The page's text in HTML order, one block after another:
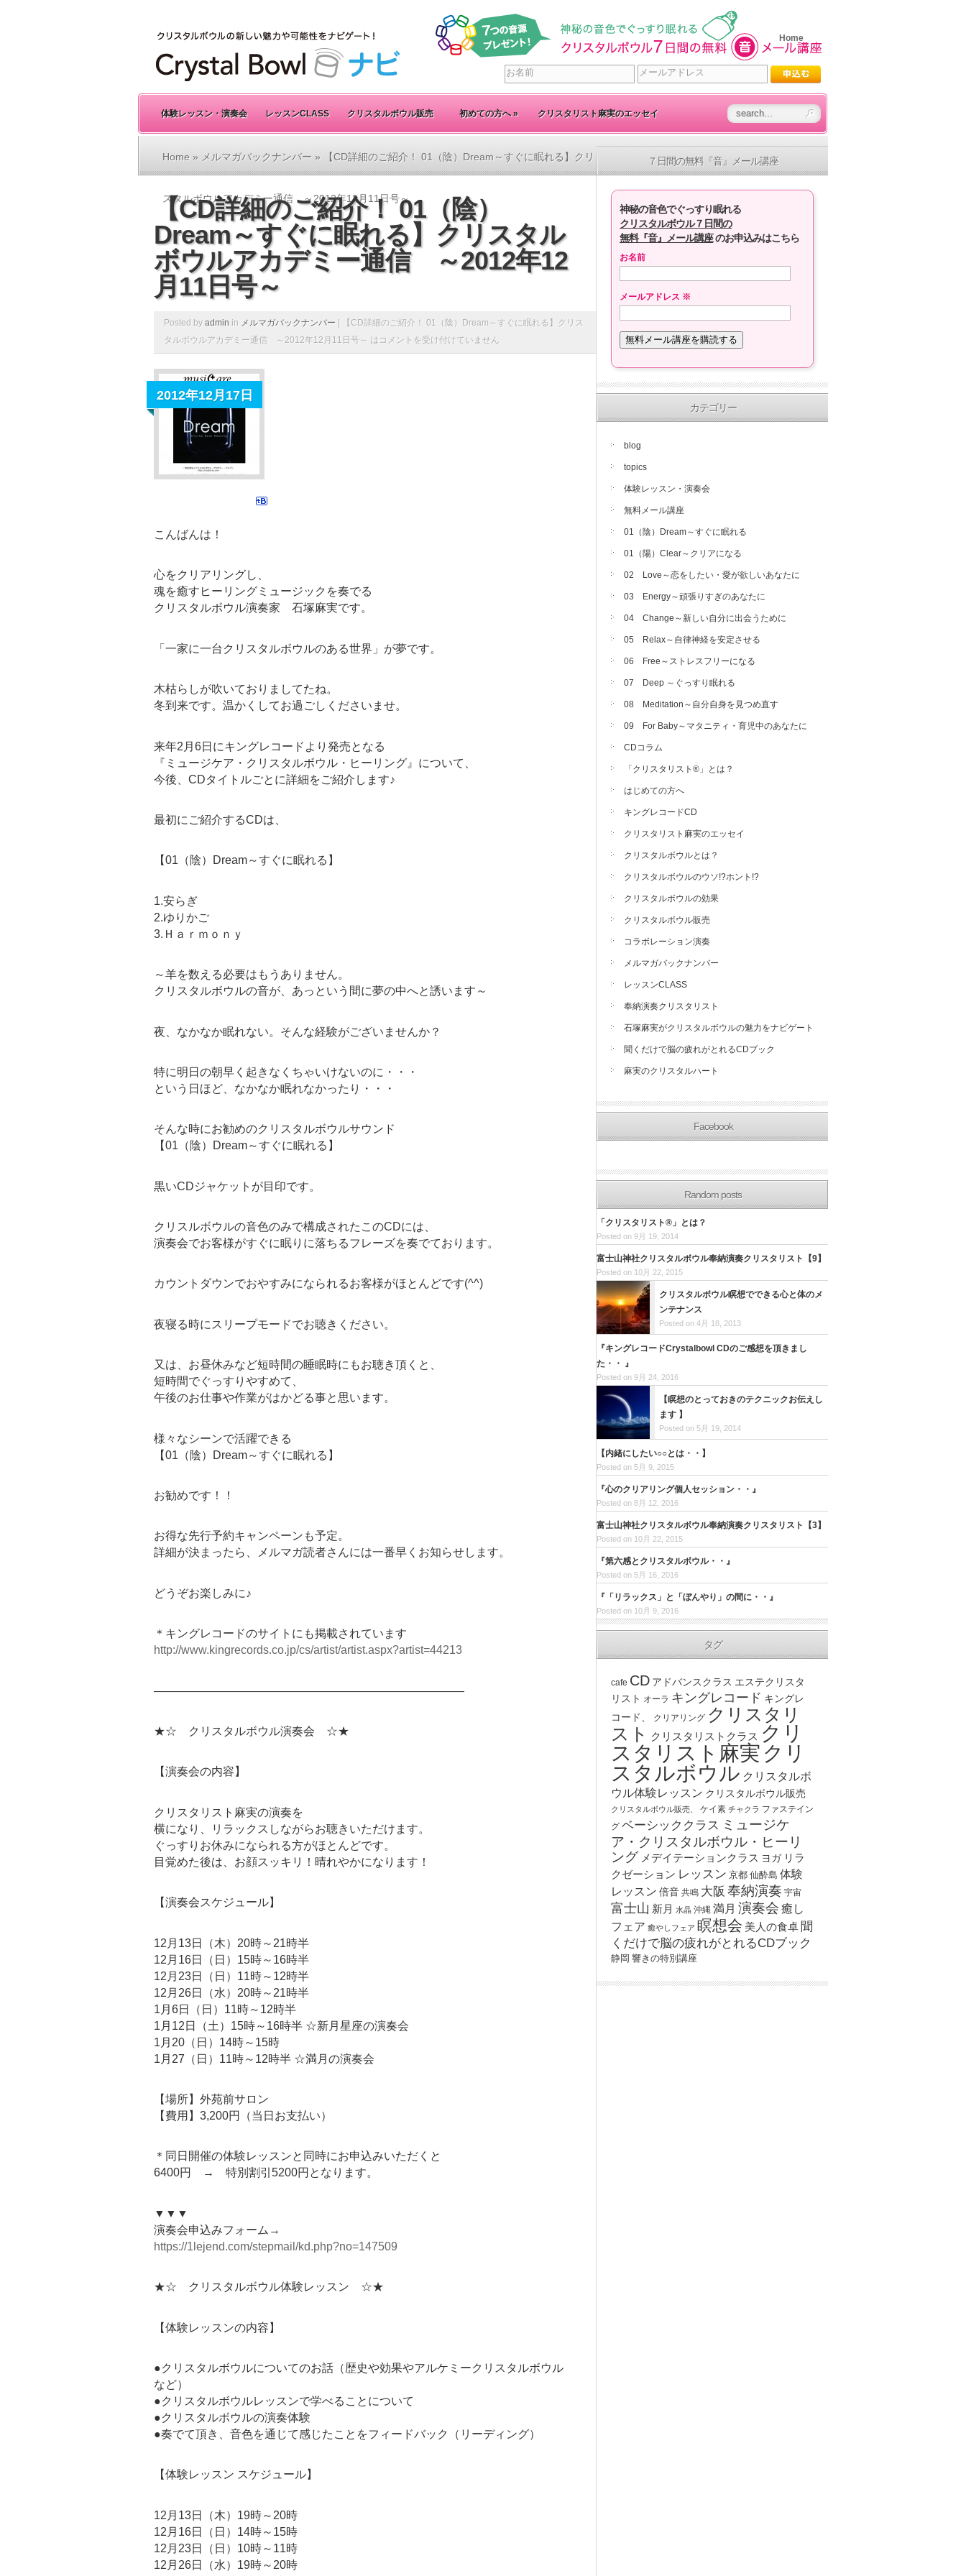
Home
体験レッスン・演奏会 レッスンCLASS クリスタルボウル販売 初めての方へ» クリスタリスト麻実のエッセイ
Home » メルマガバックナンバー » 【CD詳細のご紹介！ 01（陰）Dream～すぐに眠れる】クリ
スタルボウルアカデミー通信 ～2012年12月11日号～
【CD詳細のご紹介！ 01（陰）
Dream～すぐに眠れる】クリスタル
ボウルアカデミー通信 ～2012年12
月11日号～
Posted by admin in メルマガバックナンバー
【CD詳細のご紹介！ 01（陰）Dream～すぐに眠れる】クリス
タルボウルアカデミー通信 ～2012年12月11日号～ は コメントを受け付けていません
2012年12月17日
こんばんは！
心をクリアリングし、
魂を癒すヒーリングミュージックを奏でる
クリスタルボウル演奏家 石塚麻実です。
「一家に一台クリスタルボウルのある世界」が夢です。
木枯らしが吹いておりましてたね。
冬到来です。温かくしてお過ごしくださいませ。
来年2月6日にキングレコードより発売となる
『ミュージケア・クリスタルボウル・ヒーリング』について、
今後、CDタイトルごとに詳細をご紹介します♪
最初にご紹介するCDは、
【01（陰）Dream～すぐに眠れる】
1.安らぎ
2.ゆりかご
3.Ｈａｒｍｏｎｙ
～羊を数える必要はもうありません。
クリスタルボウルの音が、あっという間に夢の中へと誘います～
夜、なかなか眠れない。そんな経験がございませんか？
特に明日の朝早く起きなくちゃいけないのに・・・
という日ほど、なかなか眠れなかったり・・・
そんな時にお勧めのクリスタルボウルサウンド
【01（陰）Dream～すぐに眠れる】
黒いCDジャケットが目印です。
クリスルボウルの音色のみで構成されたこのCDには、
演奏会でお客様がすぐに眠りに落ちるフレーズを奏でております。
カウントダウンでおやすみになられるお客様がほとんどです(^^)
夜寝る時にスリープモードでお聴きください。
又は、お昼休みなど短時間の睡眠時にもお聴き頂くと、
短時間でぐっすりやすめて、
午後のお仕事や作業がはかどる事と思います。
様々なシーンで活躍できる
【01（陰）Dream～すぐに眠れる】
お勧めです！！
お得な先行予約キャンペーンも予定。
詳細が決まったら、
メルマガ読者さんには一番早くお知らせします。
どうぞお楽しみに♪
＊キングレコードのサイトにも掲載されています
http://www.kingrecords.co.jp/cs/artist/artist.aspx?artist=44213
―――――――――――――――――――――――――――
★☆ クリスタルボウル演奏会 ☆★
【演奏会の内容】
クリスタリスト麻実の演奏を
横になり、リラックスしながらお聴きいただけます。
ぐっすりお休みになられる方がほとんどです。
目覚めた後は、お顔スッキリ！晴れやかになります！
【演奏会スケジュール】
12月13日（木）20時～21時半
12月16日（日）15時～16時半
12月23日（日）11時～12時半
12月26日（水）20時～21時半
1月6日（日）11時～12時半
1月12日（土）15時～16時半 ☆新月星座の演奏会
1月20（日）14時～15時
1月27（日）11時～12時半 ☆満月の演奏会
【場所】外苑前サロン
【費用】3,200円（当日お支払い）
＊同日開催の体験レッスンと同時にお申込みいただくと
6400円 → 特別割引5200円となります。
▼▼▼
演奏会申込みフォーム→
https://1lejend.com/stepmail/kd.php?no=147509
★☆ クリスタルボウル体験レッスン ☆★
【体験レッスンの内容】
●クリスタルボウルについてのお話（歴史や効果やアルケミークリスタルボウル
など）
●クリスタルボウルレッスンで学べることについて
●クリスタルボウルの演奏体験
●奏でて頂き、音色を通じて感じたことをフィードバック（ リーディング）
【体験レッスン スケジュール】
12月13日（木）19時～20時
12月16日（日）14時～15時
12月23日（日）10時～11時
12月26日（水）19時～20時
７日間の無料『音』メール講座
神秘の音色でぐっすり眠れる
クリスタルボウル７日間の
無料『音』メール講座のお申込みはこちら
お名前
メールアドレス ※
カテゴリー
blog
topics
体験レッスン・演奏会
無料メール講座
01（陰）Dream～すぐに眠れる
01（陽）Clear～クリアになる
02 Love～恋をしたい・愛が欲しいあなたに
03 Energy～頑張りすぎのあなたに
04 Change～新しい自分に出会うために
05 Relax～自律神経を安定させる
06 Free～ストレスフリーになる
07 Deep ～ぐっすり眠れる
08 Meditation～自分自身を見つめ直す
09 For Baby～マタニティ・育児中のあなたに
CDコラム
「クリスタリスト®」とは？
はじめての方へ
キングレコードCD
クリスタリスト麻実のエッセイ
クリスタルボウルとは？
クリスタルボウルのウソ!?ホント!?
クリスタルボウルの効果
クリスタルボウル販売
コラボレーション演奏
メルマガバックナンバー
レッスンCLASS
奉納演奏クリスタリスト
石塚麻実がクリスタルボウルの魅力をナビゲート
聞くだけで脳の疲れがとれるCDブック
麻実のクリスタルハート
Facebook
Random posts
「クリスタリスト®」とは？
Posted on 9月 19, 2014
富士山神社クリスタルボウル奉納演奏クリスタリスト【9】
Posted on 10月 22, 2015
クリスタルボウル瞑想でできる心と体のメ
ンテナンス
Posted on 4月 18, 2013
『キングレコードCrystalbowl CDのご感想を頂きまし
た・・ 』
Posted on 9月 24, 2016
【瞑想のとっておきのテクニックお伝えし
ます 】
Posted on 5月 19, 2014
【内緒にしたい○○とは・・】
Posted on 5月 9, 2015
『心のクリアリング個人セッション・・』
Posted on 8月 12, 2016
富士山神社クリスタルボウル奉納演奏クリスタリスト【3】
Posted on 10月 22, 2015
『第六感とクリスタルボウル・・』
Posted on 5月 16, 2016
『「リラックス」と「ぼんやり」の間に・・』
Posted on 10月 9, 2016
タグ
cafe CD アドバンスクラス エステクリスタ
リスト オーラ キングレコード キングレ
コード、
クリアリング クリスタリ
スト
クリスタリストクラス クリ
スタリスト麻実 クリ
スタルボウル クリスタルボ
ウル体験レッスン クリスタルボウル販売
クリスタルボウル販売、 ケイ素 チャクラ ファステイン
グ ベーシッククラス ミュージケ
ア・クリスタルボウル・ヒーリ
ング メデイテーションクラス ヨガ リラ
クゼーション レッスン 京都 仙酔島 体験
レッスン 倍音 共鳴 大阪 奉納演奏 宇宙
富士山 新月 水晶 沖縄 満月 演奏会 癒し
フェア 癒やしフェア 瞑想会 美人の食卓 聞
くだけで脳の疲れがとれるCDブック
静岡 響きの特別講座